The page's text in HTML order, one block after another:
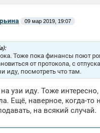
09 мар 2019, 19:07
Тоже пока финансы поют
от протокола, с
иду, посмотреть что там.
узи иду. Тоже интересно,
Ещё, наверное, когда-то
на всякий случай.